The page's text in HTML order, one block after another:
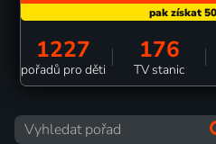
1227
pořadů pro děti
176
TV stanic